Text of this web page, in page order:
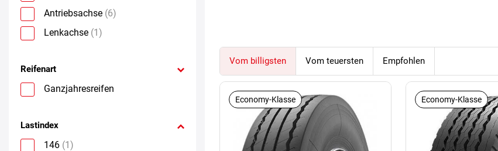
Antriebsachse (6)
Lenkachse (1)
Reifenart
Ganzjahresreifen
Lastindex
146 (1)
Vom billigsten Vom teuersten Empfohlen
Economy-Klasse Economy-Klasse